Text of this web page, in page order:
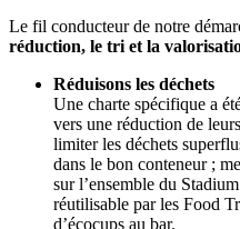
Le fil conducteur de notre
réduction, le tri et la
Réduisons les déchets
Une charte spécifique a
vers une réduction de
limiter les déchets
dans le bon conteneur ;
sur l’ensemble du
réutilisable par les Food
d’écocups au bar.